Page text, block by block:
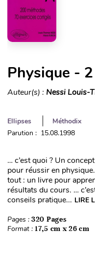
Physique - 2
Auteur(s) : Nessi Louis-
Ellipses
Méthodix
Parution : 15.08.1998
… c’est quoi ? Un
pour réussir en
tout : un livre pour
résultats du cours. …
conseils pratique... LIRE
Pages : 320 Pages
Format : 17,5 cm x 26 cm